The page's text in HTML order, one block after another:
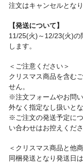
注文はキャンセルとなり
【発送について】
11/25(火)～12/23(火)の
します。
＜ご注意ください＞
クリスマス商品を含む
せん。
※注文フォームやお問
外なく指定なし扱いと
※ご注文の発送予定に
い合わせはお控えくださ
＜クリスマス商品と他
同梱発送となり発送日